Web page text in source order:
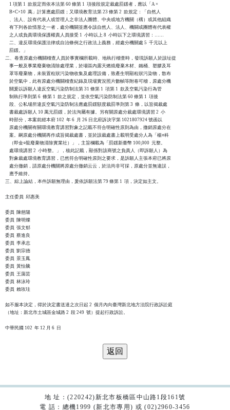
    1 項第 1  款規定而依本法第 60 條第 1  項後段規定裁處罰鍰者，應以「A ×
    B×C×10  萬」計算應處罰鍰；又環境教育法第 23 條第 2  款規定：「自然人
    、法人、設有代表人或管理人之非法人團體、中央或地方機關（構）或其他組織
    有下列各款情形之一者，處分機關並應令該自然人、法人、機關或團體有代表權
    之人或負責環境保護權責人員接受 1  小時以上 8  小時以下之環境講習：……
    二、違反環境保護法律或自治條例之行政法上義務，經處分機關處 5  千元以上
    罰鍰。」
二、卷查原處分機關稽查人員於事實欄所載時、地執行稽查時，發現訴願人於該址從
    事一般及事業廢棄物清除處理業，於場區內露天燃燒廢棄木材、鐵桶、塑膠及耳
    罩等廢棄物，未裝置粒狀污染物收集及處理設備，致產生明顯粒狀污染物，散布
    於空氣中，此有原處分機關稽查紀錄及現場實況照片數幀等附卷可稽，原處分機
    關爰以訴願人違反空氣污染防制法第 31 條第 1  項第 1  款及空氣污染行為管
    制執行準則第 6  條第 1  款之規定，並依空氣污染防制法第 60 條第 1  項後
    段、公私場所違反空氣污染防制法應處罰鍰額度裁罰準則第 3  條，以旨揭裁處
    書裁處訴願人 10 萬元罰鍰，於法洵屬有據。另有關原處分裁處環境講習 2  小
    時部分，本案前經本府 102  年 6  月 26 日北府訴決字第 1021807924 號函以
    原處分機關有關環境教育講習對象之記載不符合明確性原則為由，撤銷原處分在
    案。嗣原處分機關再作成旨揭裁處書，並於該裁處書上載明受處分人為「楊○科
    （即金○龍廢棄物清除實業社）」，主旨欄載為「罰鍰新臺幣 100,000  元整。
    處環境講習 2  小時整。」，核此記載，顯係對該商號之負責人（即訴願人）為
    對象裁處環境教育講習，已然符合明確性原則之要求，是訴願人主張本府已將原
    處分撤銷，請原處分機關將原處分撤銷云云，於法尚非可採，原處分並無違誤，
    應予維持。
三、綜上論結，本件訴願無理由，爰依訴願法第 79 條第 1  項，決定如主文。
主任委員  邱惠美
委員  陳慈陽
委員  陳明燦
委員  張文郁
委員  蔡進良
委員  李承志
委員  劉宗德
委員  景玉鳳
委員  黃怡騰
委員  王藹芸
委員  林泳玲
委員  賴玫珪
如不服本決定，得於決定書送達之次日起 2  個月內向臺灣新北地方法院行政訴訟庭
（地址：新北市土城區金城路 2  段 249  號）提起行政訴訟。
地 址：(220242)新北市板橋區中山路1段161號
電 話：總機1999 (新北市專用) 或 (02)2960-3456